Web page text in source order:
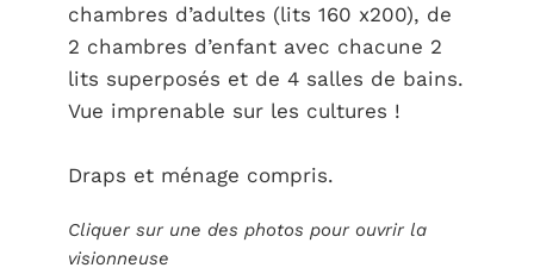
chambres d’adultes (lits 160 x200), de
2 chambres d’enfant avec chacune 2
lits superposés et de 4 salles de bains.
Vue imprenable sur les cultures !
Draps et ménage compris.
Cliquer sur une des photos pour ouvrir la
visionneuse